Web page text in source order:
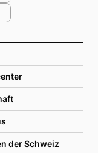
der Schweiz